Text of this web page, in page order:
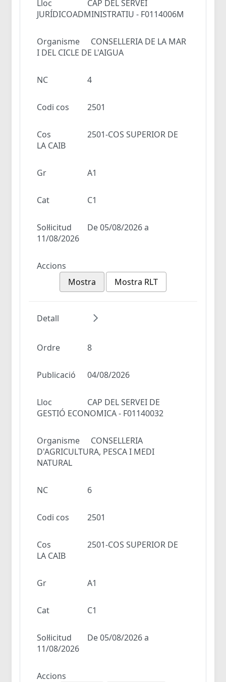
Lloc
CAP DEL SERVEI
JURÍDICOADMINISTRATIU - F0114006M
Organisme
CONSELLERIA DE LA MAR
I DEL CICLE DE L'AIGUA
NC 4
Codi cos 2501
Cos
2501-COS SUPERIOR DE
LA CAIB
Gr A1
Cat C1
Sol·licitud
De 05/08/2026 a
11/08/2026
Accions
Mostra
Mostra RLT
Detall
Ordre 8
Publicació 04/08/2026
Lloc
CAP DEL SERVEI DE
GESTIÓ ECONOMICA - F01140032
Organisme
CONSELLERIA
D'AGRICULTURA, PESCA I MEDI
NATURAL
NC 6
Codi cos 2501
Cos
2501-COS SUPERIOR DE
LA CAIB
Gr A1
Cat C1
Sol·licitud
De 05/08/2026 a
11/08/2026
Accions